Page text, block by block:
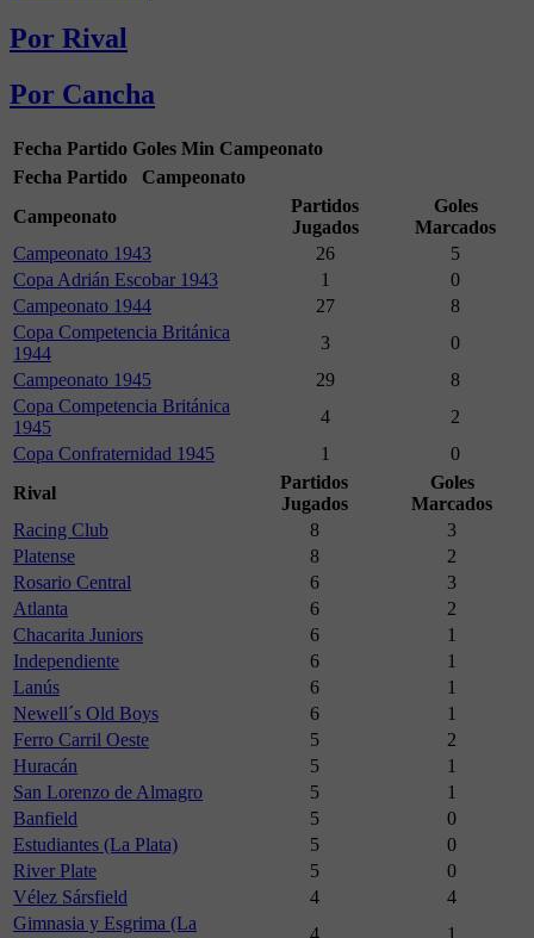
Por Rival
Por Cancha
Fecha Partido Goles Min Campeonato
Fecha Partido
Campeonato
Campeonato
Partidos
Jugados
Goles
Marcados
Campeonato 1943
26
5
Copa Adrián Escobar 1943
1
0
Campeonato 1944
27
8
Copa Competencia Británica
1944
3
0
Campeonato 1945
29
8
Copa Competencia Británica
1945
4
2
Copa Confraternidad 1945
1
0
Rival
Partidos
Jugados
Goles
Marcados
Racing Club
8
3
Platense
8
2
Rosario Central
6
3
Atlanta
6
2
Chacarita Juniors
6
1
Independiente
6
1
Lanús
6
1
Newell´s Old Boys
6
1
Ferro Carril Oeste
5
2
Huracán
5
1
San Lorenzo de Almagro
5
1
Banfield
5
0
Estudiantes (La Plata)
5
0
River Plate
5
0
Vélez Sársfield
4
4
Gimnasia y Esgrima (La